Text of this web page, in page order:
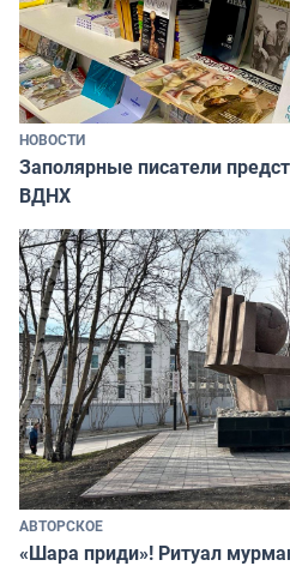
НОВОСТИ
Заполярные писатели
ВДНХ
АВТОРСКОЕ
«Шара приди»! Ритуал